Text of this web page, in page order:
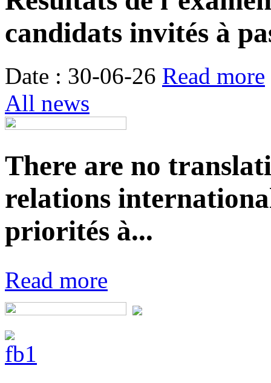
candidats invités à
Date : 30-06-26 Read more
All news
There are no
relations
priorités à...
Read more